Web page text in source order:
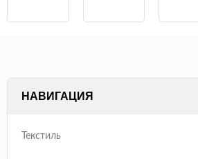
НАВИГАЦИЯ
Текстиль